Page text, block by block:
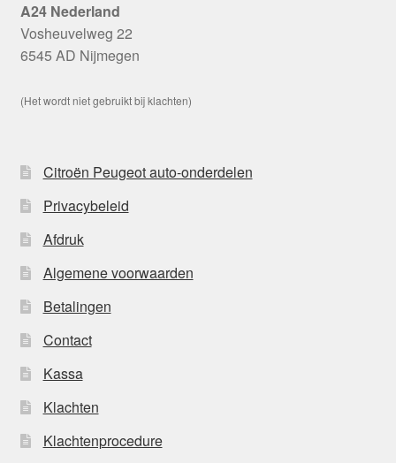
A24 Nederland
Vosheuvelweg 22
6545 AD Nijmegen
(Het wordt niet gebruikt bij klachten)
Citroën Peugeot auto-onderdelen
Privacybeleid
Afdruk
Algemene voorwaarden
Betalingen
Contact
Kassa
Klachten
Klachtenprocedure